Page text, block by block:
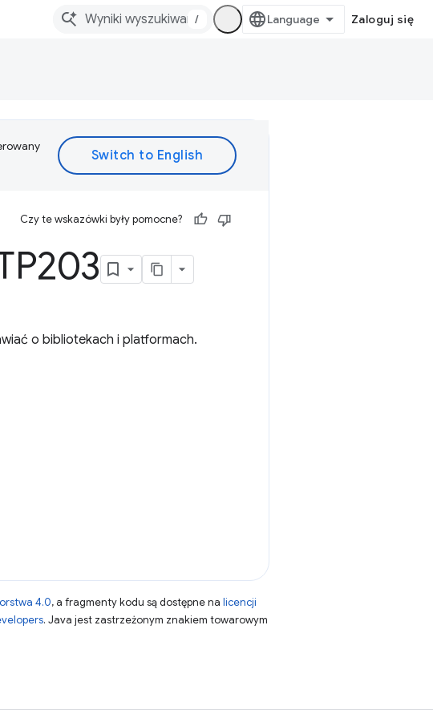
/ Zaloguj się
Czy te wskazówki były pomocne?
o bibliotekach i platformach.
4.0, a fragmenty kodu są dostępne na licencji
. Java jest zastrzeżonym znakiem towarowym